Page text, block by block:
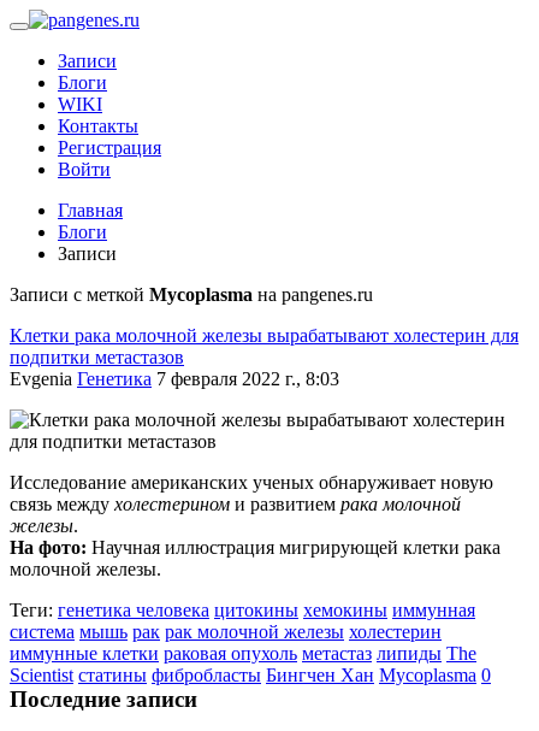
Записи
Блоги
WIKI
Контакты
Регистрация
Войти
Главная
Блоги
Записи
Записи с меткой Mycoplasma на pangenes.ru
Клетки рака молочной железы вырабатывают холестерин для
подпитки метастазов
Evgenia Генетика 7 февраля 2022 г., 8:03
Исследование американских ученых обнаруживает новую
связь между холестерином и развитием рака молочной
железы.
На фото: Научная иллюстрация мигрирующей клетки рака
молочной железы.
Теги: генетика человека цитокины хемокины иммунная
система мышь рак рак молочной железы холестерин
иммунные клетки раковая опухоль метастаз липиды The
Scientist статины фибробласты Бингчен Хан Mycoplasma 0
Последние записи